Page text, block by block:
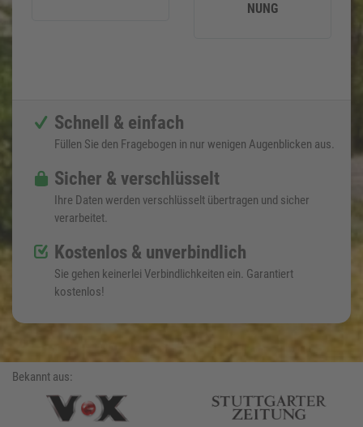
NUNG
Schnell & einfach
Füllen Sie den Fragebogen in nur wenigen Augenblicken aus.
Sicher & verschlüsselt
Ihre Daten werden verschlüsselt übertragen und sicher
verarbeitet.
Kostenlos & unverbindlich
Sie gehen keinerlei Verbindlichkeiten ein. Garantiert
kostenlos!
Bekannt aus: